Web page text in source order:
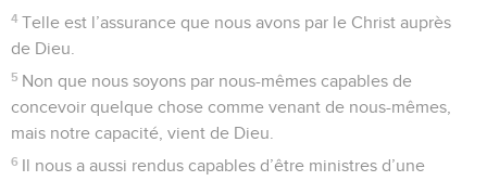
4 Telle est l’assurance que nous avons par le Christ auprès
de Dieu.
5 Non que nous soyons par nous-mêmes capables de
concevoir quelque chose comme venant de nous-mêmes,
mais notre capacité, vient de Dieu.
6 Il nous a aussi rendus capables d’être ministres d’une